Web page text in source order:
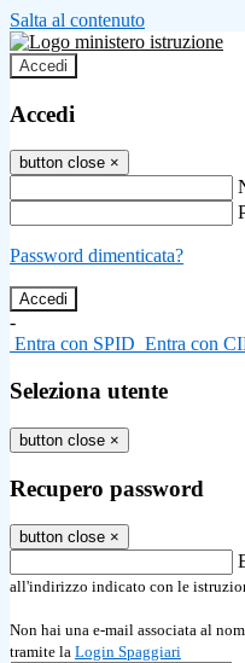
Salta al contenuto
Accedi
Accedi
button close ×
Password dimenticata?
-
Entra con SPID Entra con
Seleziona utente
button close ×
Recupero password
button close ×
all'indirizzo indicato con le
Non hai una e-mail associata al
tramite la Login Spaggiari